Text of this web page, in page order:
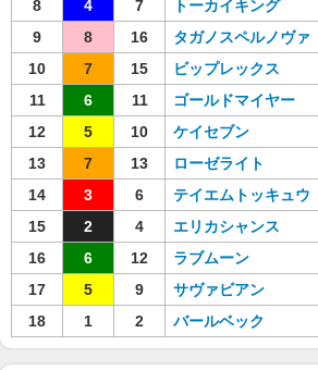
8
4 7 トーカイキング
9
8 16 タガノスペルノヴァ
10
7 15 ビップレックス
11
6 11 ゴールドマイヤー
12
5 10 ケイセブン
13
7 13 ローゼライト
14
3 6 テイエムトッキュウ
15
2 4 エリカシャンス
16
6 12 ラブムーン
17
5 9 サヴァビアン
18
1 2 バールベック